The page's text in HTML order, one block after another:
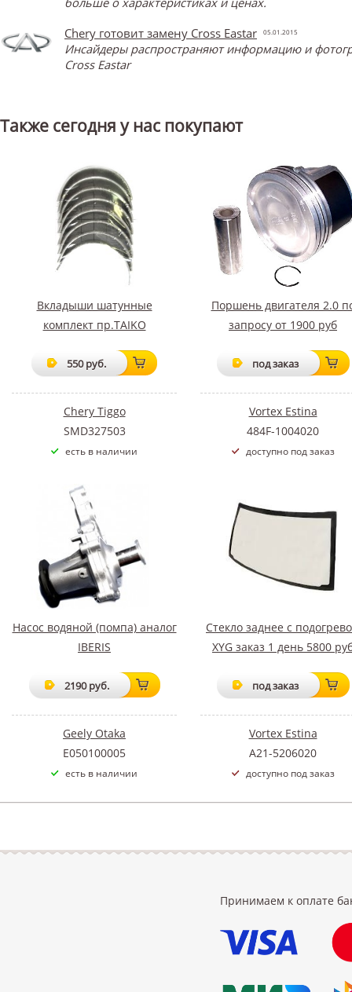
Chery готовит замену Cross Eastar
05.01.2015
Инсайдеры распространяют информацию и
Cross Eastar
Также сегодня у нас покупают
Вкладыши шатунные
комплект пр.TAIKO
550 руб.
Chery Tiggo
SMD327503
есть в наличии
Поршень двигателя 2.0
запросу от 1900 руб
под заказ
Vortex Estina
484F-1004020
доступно под заказ
Насос водяной (помпа) аналог
IBERIS
2190 руб.
Geely Otaka
E050100005
есть в наличии
Стекло заднее с
XYG заказ 1 день 5800
под заказ
Vortex Estina
A21-5206020
доступно под заказ
Принимаем к оплате